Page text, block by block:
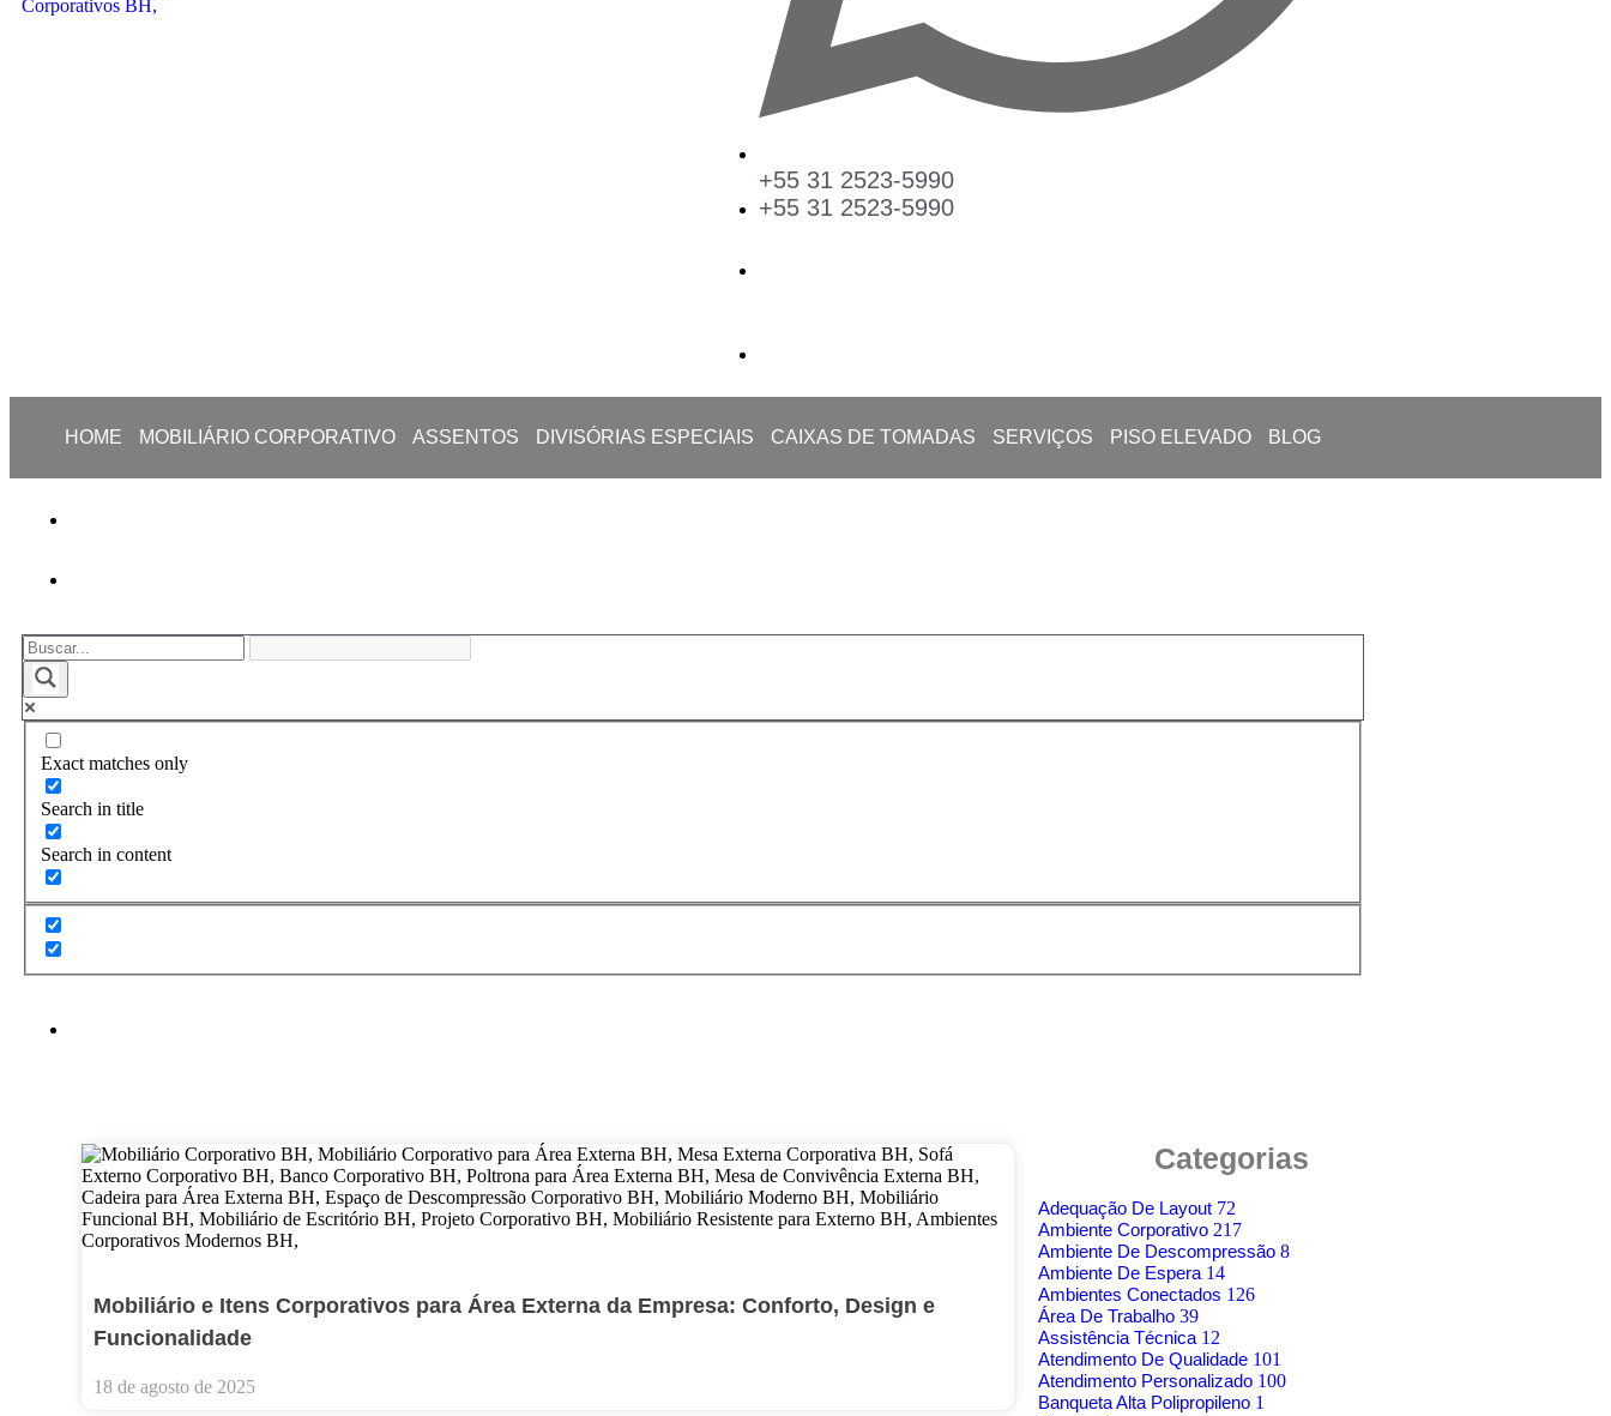
+55 31 2523-5990
+55 31 2523-5990
HOME MOBILIÁRIO CORPORATIVO ASSENTOS DIVISÓRIAS ESPECIAIS CAIXAS DE TOMADAS SERVIÇOS PISO ELEVADO BLOG
Exact matches only
Search in title
Search in content
Mobiliário e Itens Corporativos para Área Externa da Empresa: Conforto, Design e
Funcionalidade
18 de agosto de 2025
Categorias
Adequação De Layout 72
Ambiente Corporativo 217
Ambiente De Descompressão 8
Ambiente De Espera 14
Ambientes Conectados 126
Área De Trabalho 39
Assistência Técnica 12
Atendimento De Qualidade 101
Atendimento Personalizado 100
Banqueta Alta Polipropileno 1